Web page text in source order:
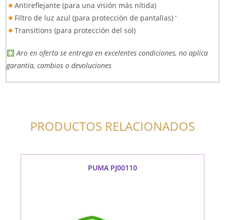
Antireflejante (para una visión más nítida)
Filtro de luz azul (para protección de pantallas) ‘
Transitions (para protección del sol)
Aro en oferta se entrega en excelentes condiciones, no aplica
garantia, cambios o devoluciones
PRODUCTOS RELACIONADOS
PUMA PJ00110